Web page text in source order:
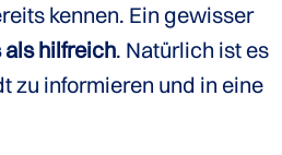
kennen. Ein gewisser
als hilfreich. Natürlich ist es
zu informieren und in eine